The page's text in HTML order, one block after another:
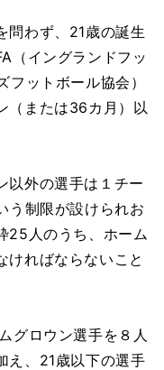
わず、21歳の誕生
（イングランドフッ
フットボール協会）
（または36カ月）以
外の選手は１チー
う制限が設けられお
25人のうち、ホーム
ければならないこと
グロウン選手を８人
え、21歳以下の選手